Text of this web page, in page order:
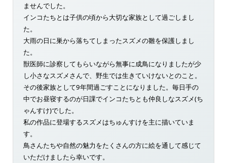
ませんでした。
インコたちとは子供の頃から大切な家族として過ごしまし
た。
大雨の日に巣から落ちてしまったスズメの雛を保護しまし
た。
獣医師に診察してもらいながら無事に成鳥になりましたが少
し小さなスズメさんで、野生では生きていけないとのこと。
その後家族として9年間過ごすことになりました。毎日手の
中でお昼寝するのが日課でインコたちとも仲良しなスズメ(ち
ゃんすけ)でした。
私の作品に登場するスズメはちゅんすけを主に描いていま
す。
鳥さんたちや自然の魅力をたくさんの方に絵を通して感じて
いただけましたら幸いです。